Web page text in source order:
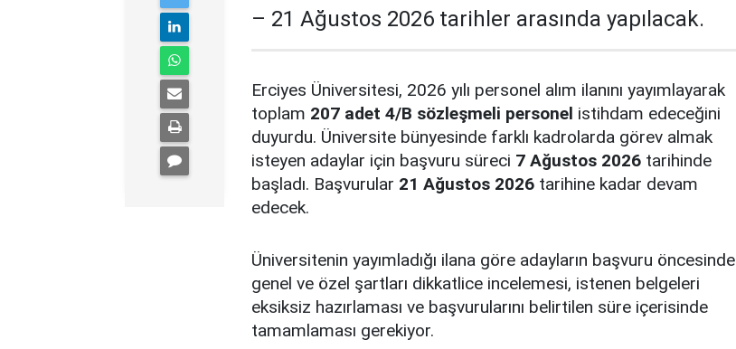
– 21 Ağustos 2026 tarihler arasında yapılacak.
Erciyes Üniversitesi, 2026 yılı personel alım ilanını yayımlayarak
toplam 207 adet 4/B sözleşmeli personel istihdam edeceğini
duyurdu. Üniversite bünyesinde farklı kadrolarda görev almak
isteyen adaylar için başvuru süreci 7 Ağustos 2026 tarihinde
başladı. Başvurular 21 Ağustos 2026 tarihine kadar devam
edecek.
Üniversitenin yayımladığı ilana göre adayların başvuru öncesinde
genel ve özel şartları dikkatlice incelemesi, istenen belgeleri
eksiksiz hazırlaması ve başvurularını belirtilen süre içerisinde
tamamlaması gerekiyor.